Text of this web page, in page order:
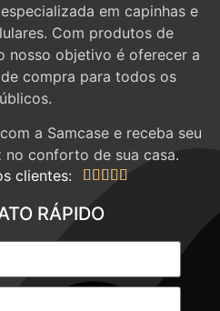
em capinhas e
Com produtos de
nosso objetivo é oferecer a
compra para todos os
a Samcase e receba seu
conforto de sua casa.
clientes:
    
RÁPIDO